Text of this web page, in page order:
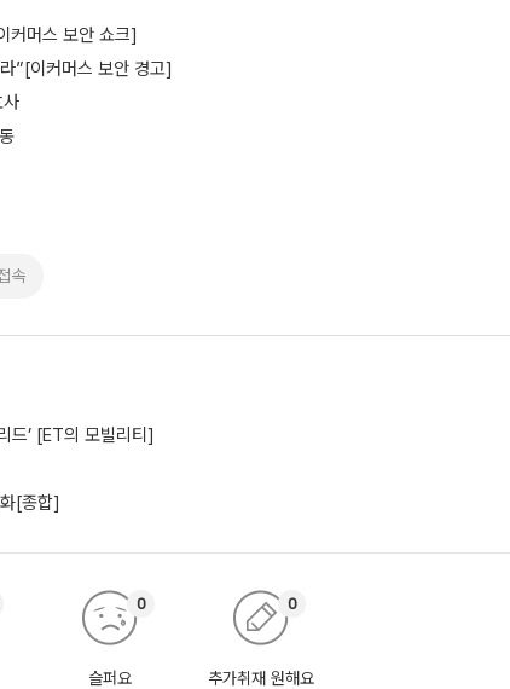
커머스 보안 쇼크]
”[이커머스 보안 경고]
사
속
드’ [ET의 모빌리티]
[종합]
슬퍼요
0
추가취재 원해요
0